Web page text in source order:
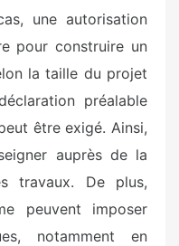
une autorisation
pour construire un
la taille du projet
préalable
être exigé. Ainsi,
auprès de la
travaux. De plus,
peuvent imposer
notamment en